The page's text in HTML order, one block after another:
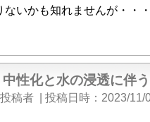
いかも知れませんが・・・
性化と水の浸透に伴
稿者 投稿日時 2023/11/